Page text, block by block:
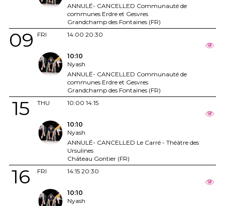
ANNULÉ- CANCELLED Communauté de
communes Erdre et Gesvres
Grandchamp des Fontaines (FR)
FRI
09 14:00 20:30
10:10
Nyash
ANNULÉ- CANCELLED Communauté de
communes Erdre et Gesvres
Grandchamp des Fontaines (FR)
THU
15 10:00 14:15
10:10
Nyash
ANNULÉ- CANCELLED Le Carré - Théâtre des
Ursulines
Château Gontier (FR)
FRI
16 14:15 20:30
10:10
Nyash